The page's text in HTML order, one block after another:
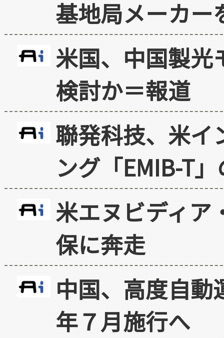
基地局メーカー
米国、中国製光
検討か＝報道
聯発科技、米イ
ング「EMIB-T
米エヌビディア
保に奔走
中国、高度自
年７月施行へ